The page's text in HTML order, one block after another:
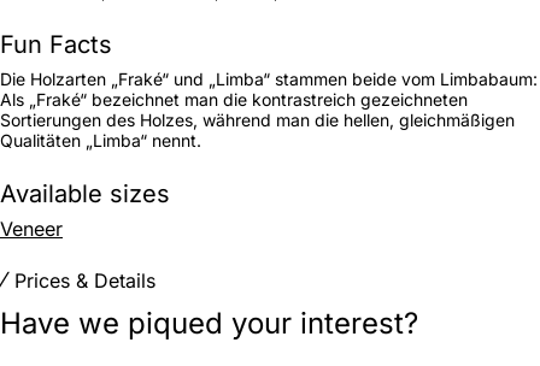
Fun Facts
Die Holzarten „Fraké“ und „Limba“ stammen beide vom Limbabaum:
Als „Fraké“ bezeichnet man die kontrastreich gezeichneten
Sortierungen des Holzes, während man die hellen, gleichmäßigen
Qualitäten „Limba“ nennt.
Available sizes
Veneer
Prices & Details
Have we piqued your interest?